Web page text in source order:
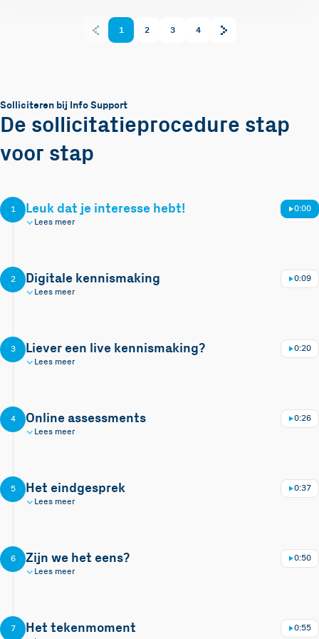
1 2 3 4
Solliciteren bij Info Support
De sollicitatieprocedure stap
voor stap
1 Leuk dat je interesse hebt!
0:00
Lees meer
2 Digitale kennismaking
0:09
Lees meer
3 Liever een live kennismaking?
0:20
Lees meer
4 Online assessments
0:26
Lees meer
5 Het eindgesprek
0:37
Lees meer
6 Zijn we het eens?
0:50
Lees meer
7 Het tekenmoment
0:55